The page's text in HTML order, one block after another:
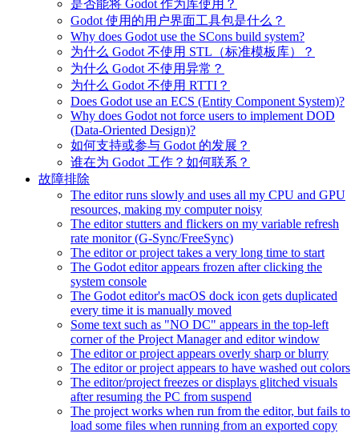
是否能将 Godot 作为库使用？
Godot 使用的用户界面工具包是什么？
Why does Godot use the SCons build system?
为什么 Godot 不使用 STL（标准模板库）？
为什么 Godot 不使用异常？
为什么 Godot 不使用 RTTI？
Does Godot use an ECS (Entity Component System)?
Why does Godot not force users to implement DOD
(Data-Oriented Design)?
如何支持或参与 Godot 的发展？
谁在为 Godot 工作？如何联系？
故障排除
The editor runs slowly and uses all my CPU and GPU
resources, making my computer noisy
The editor stutters and flickers on my variable refresh
rate monitor (G-Sync/FreeSync)
The editor or project takes a very long time to start
The Godot editor appears frozen after clicking the
system console
The Godot editor's macOS dock icon gets duplicated
every time it is manually moved
Some text such as "NO DC" appears in the top-left
corner of the Project Manager and editor window
The editor or project appears overly sharp or blurry
The editor or project appears to have washed out colors
The editor/project freezes or displays glitched visuals
after resuming the PC from suspend
The project works when run from the editor, but fails to
load some files when running from an exported copy